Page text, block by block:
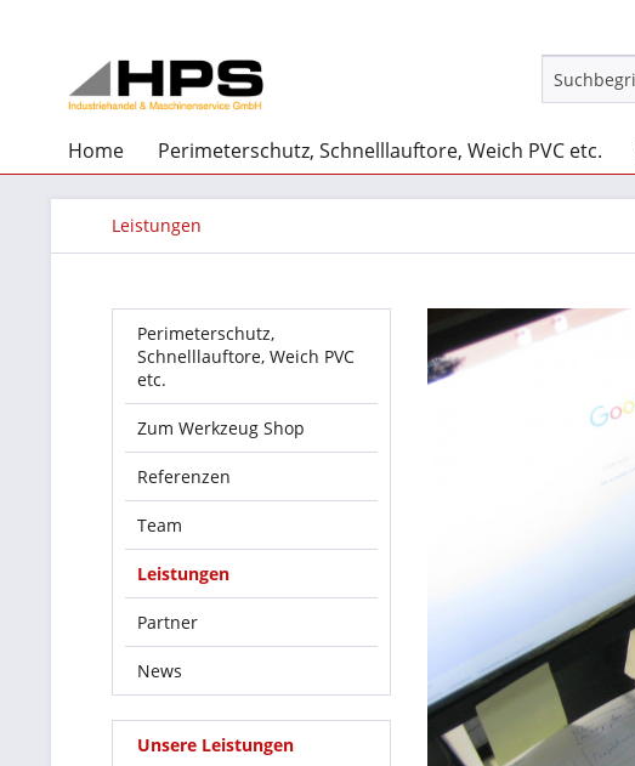
Home Perimeterschutz, Schnelllauftore, Weich PVC etc.
Leistungen
Perimeterschutz,
Schnelllauftore, Weich PVC
etc.
Zum Werkzeug Shop
Referenzen
Team
Leistungen
Partner
News
Unsere Leistungen